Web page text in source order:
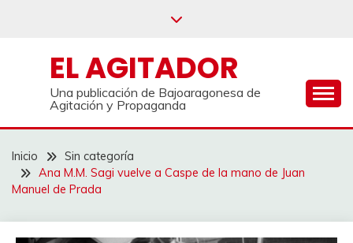
EL AGITADOR
Una publicación de Bajoaragonesa de
Agitación y Propaganda
Inicio
Sin categoría
Ana M.M. Sagi vuelve a Caspe de la mano de Juan
Manuel de Prada